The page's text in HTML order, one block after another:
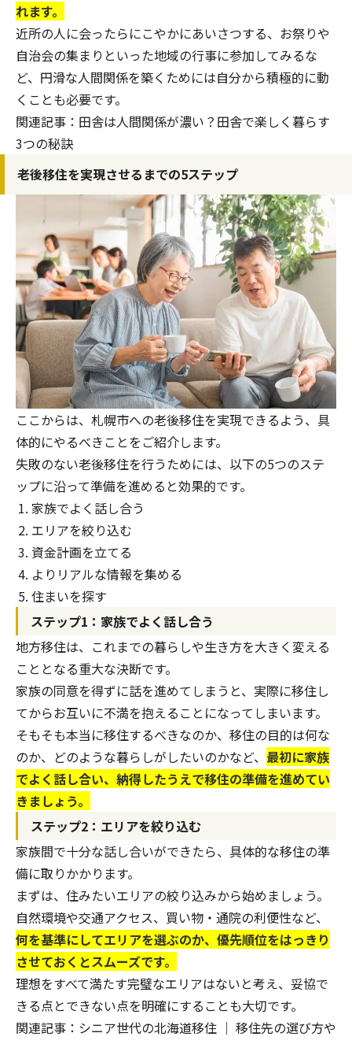
れます。
近所の人に会ったらにこやかにあいさつする、お祭りや
自治会の集まりといった地域の行事に参加してみるな
ど、円滑な人間関係を築くためには自分から積極的に動
くことも必要です。
関連記事： 田舎は人間関係が濃い？田舎で楽しく暮らす
3つの秘訣
老後移住を実現させるまでの5ステップ
ここからは、札幌市への老後移住を実現できるよう、具
体的にやるべきことをご紹介します。
失敗のない老後移住を行うためには、以下の5つのステ
ップに沿って準備を進めると効果的です。
家族でよく話し合う
エリアを絞り込む
資金計画を立てる
よりリアルな情報を集める
住まいを探す
ステップ1：家族でよく話し合う
地方移住は、これまでの暮らしや生き方を大きく変える
こととなる重大な決断です。
家族の同意を得ずに話を進めてしまうと、実際に移住し
てからお互いに不満を抱えることになってしまいます。
そもそも本当に移住するべきなのか、移住の目的は何な
のか、どのような暮らしがしたいのかなど、 最初に家族
でよく話し合い、納得したうえで移住の準備を進めてい
きましょう。
ステップ2：エリアを絞り込む
家族間で十分な話し合いができたら、具体的な移住の準
備に取りかかります。
まずは、住みたいエリアの絞り込みから始めましょう。
自然環境や交通アクセス、買い物・通院の利便性など、
何を基準にしてエリアを選ぶのか、優先順位をはっきり
させておくとスムーズです。
理想をすべて満たす完璧なエリアはないと考え、妥協で
きる点とできない点を明確にすることも大切です。
関連記事： シニア世代の北海道移住 ｜ 移住先の選び方や